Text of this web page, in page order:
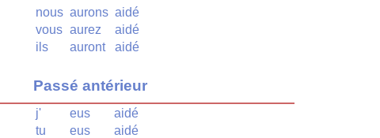
nous aurons aidé
vous aurez
aidé
ils
auront aidé
Passé antérieur
j' eus
aidé
tu
eus
aidé